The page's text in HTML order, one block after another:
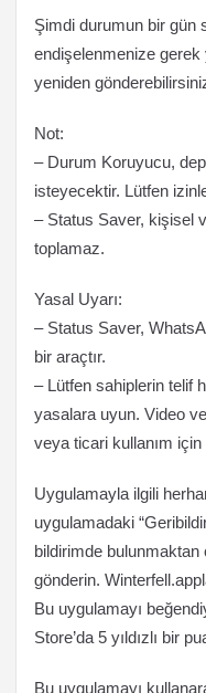
Şimdi durumun bir gün
endişelenmenize gerek
yeniden
Not:
– Durum Koruyucu,
isteyecektir. Lütfen
– Status Saver, kişisel
toplamaz.
Yasal Uyarı:
– Status Saver,
bir araçtır.
– Lütfen sahiplerin telif
yasalara uyun. Video
veya ticari kullanım
Uygulamayla ilgili
uygulamadaki
bildirimde
gönderin.
Bu uygulamayı
Store’da 5 yıldızlı bir
Bu uygulamayı